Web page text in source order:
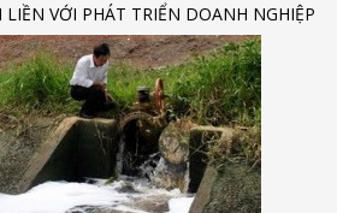
VỚI PHÁT TRIỂN DOANH NGHIỆP